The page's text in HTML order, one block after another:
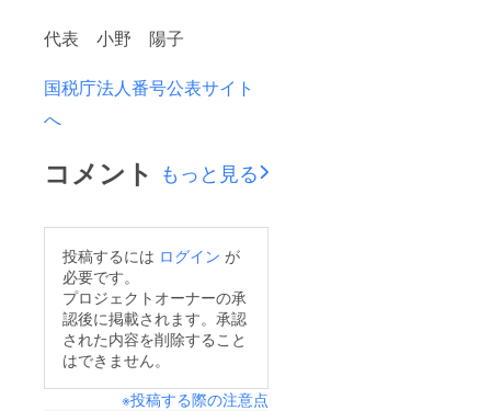
代表 小野 陽子
国税庁法人番号公表サイト
へ
コメント もっと見る
投稿するには ログイン が
必要です。
プロジェクトオーナーの承
認後に掲載されます。承認
された内容を削除すること
はできません。
※投稿する際の注意点